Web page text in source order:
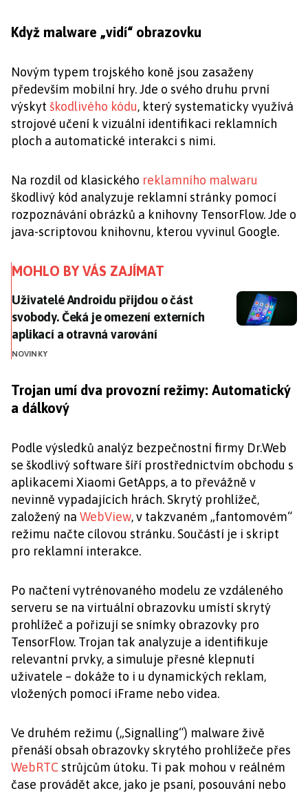
Když malware „vidí“ obrazovku
Novým typem trojského koně jsou zasaženy
především mobilní hry. Jde o svého druhu první
výskyt škodlivého kódu, který systematicky využívá
strojové učení k vizuální identifikaci reklamních
ploch a automatické interakci s nimi.
Na rozdíl od klasického reklamního malwaru
škodlivý kód analyzuje reklamní stránky pomocí
rozpoznávání obrázků a knihovny TensorFlow. Jde o
java-scriptovou knihovnu, kterou vyvinul Google.
MOHLO BY VÁS ZAJÍMAT
Uživatelé Androidu přijdou o část svobody. Čeká je
Uživatelé Androidu přijdou o část
svobody. Čeká je omezení externích
aplikací a otravná varování
NOVINKY
Trojan umí dva provozní režimy: Automatický
a dálkový
Podle výsledků analýz bezpečnostní firmy Dr.Web
se škodlivý software šíří prostřednictvím obchodu s
aplikacemi Xiaomi GetApps, a to převážně v
nevinně vypadajících hrách. Skrytý prohlížeč,
založený na WebView, v takzvaném „fantomovém“
režimu načte cílovou stránku. Součástí je i skript
pro reklamní interakce.
Po načtení vytrénovaného modelu ze vzdáleného
serveru se na virtuální obrazovku umístí skrytý
prohlížeč a pořizují se snímky obrazovky pro
TensorFlow. Trojan tak analyzuje a identifikuje
relevantní prvky, a simuluje přesné klepnutí
uživatele – dokáže to i u dynamických reklam,
vložených pomocí iFrame nebo videa.
Ve druhém režimu („Signalling“) malware živě
přenáší obsah obrazovky skrytého prohlížeče přes
WebRTCstrůjcům útoku. Ti pak mohou v reálném
čase provádět akce, jako je psaní, posouvání nebo